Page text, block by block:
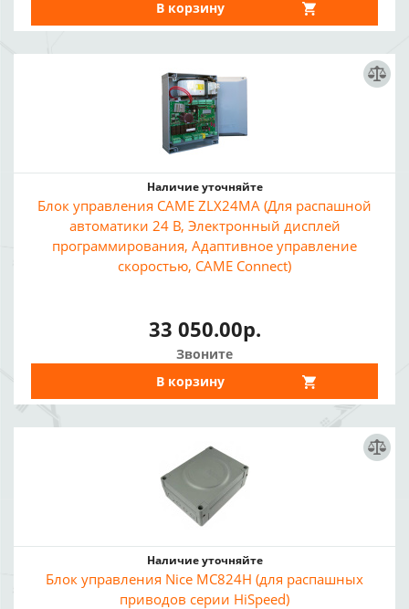
В корзину
Наличие уточняйте
Блок управления CAME ZLX24MA (Для распашной
автоматики 24 В, Электронный дисплей
программирования, Адаптивное управление
скоростью, CAME Connect)
33 050.00р.
Звоните
В корзину
Наличие уточняйте
Блок управления Nice MC824H (для распашных
приводов серии HiSpeed)